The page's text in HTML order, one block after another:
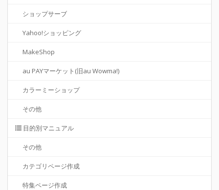
ショップサーブ
Yahoo!ショッピング
MakeShop
au PAYマーケット(旧au Wowma!)
カラーミーショップ
その他
目的別マニュアル
その他
カテゴリページ作成
特集ページ作成